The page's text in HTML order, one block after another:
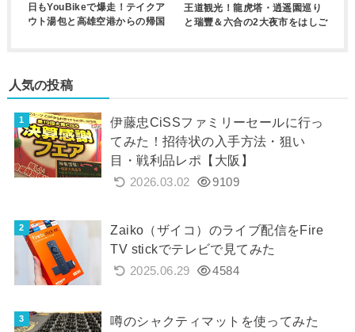
日もYouBikeで爆走！テイクア
ウト湯包と高雄空港からの帰国
王道観光！龍虎塔・逍遥園巡り
と瑞豐＆六合の2大夜市をはしご
人気の投稿
伊藤忠CiSSファミリーセールに行っ
てみた！招待状の入手方法・狙い
目・戦利品レポ【大阪】
2026.03.02 9109
Zaiko（ザイコ）のライブ配信をFire
TV stickでテレビで見てみた
2025.06.29 4584
噂のシャクティマットを使ってみた